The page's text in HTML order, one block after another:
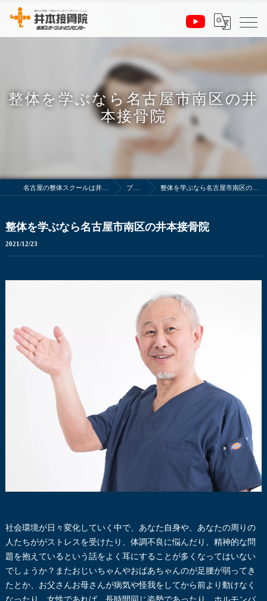
整体を学ぶなら名古屋市南区の井
本接骨院
名古屋の整体スクールは井本接骨院 ブログ 整体を学ぶなら名古屋市南区の井本接骨院
整体を学ぶなら名古屋市南区の井本接骨院
2021/12/23
社会環境が日々変化していく中で、あなた自身や、あなたの周りの
人たちががストレスを受けたり、体調不良に悩んだり、精神的な問
題を抱えているという話をよく耳にすることが多くなってはいない
でしょうか？またおじいちゃんやおばあちゃんのが足腰が弱ってき
たとか、お父さんお母さんが病気や怪我をしてから前より動けなく